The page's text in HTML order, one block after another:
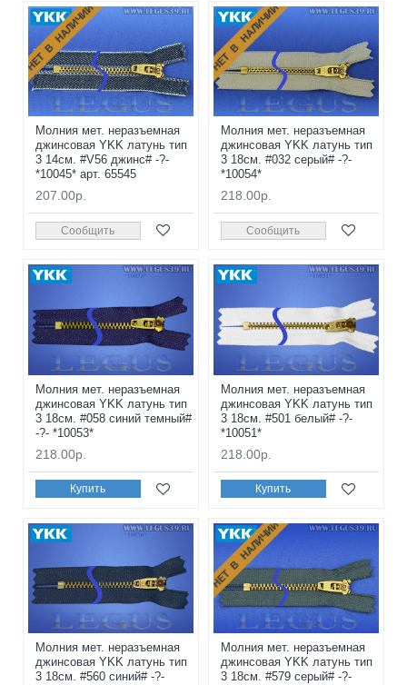
НЕТ В НАЛИЧИИ
Молния мет. неразъемная
джинсовая YKK латунь тип
3 14см. #V56 джинс# -?-
*10045* арт. 65545
207.00р.
Сообщить
НЕТ В НАЛИЧИИ
Молния мет. неразъемная
джинсовая YKK латунь тип
3 18см. #032 серый# -?-
*10054*
218.00р.
Сообщить
Молния мет. неразъемная
джинсовая YKK латунь тип
3 18см. #058 синий темный#
-?- *10053*
218.00р.
Купить
Молния мет. неразъемная
джинсовая YKK латунь тип
3 18см. #501 белый# -?-
*10051*
218.00р.
Купить
Молния мет. неразъемная
джинсовая YKK латунь тип
3 18см. #560 синий# -?-
НЕТ В НАЛИЧИИ
Молния мет. неразъемная
джинсовая YKK латунь тип
3 18см. #579 серый# -?-